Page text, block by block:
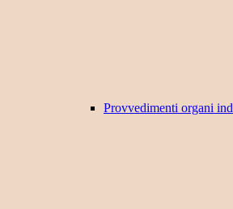
Provvedimenti organi